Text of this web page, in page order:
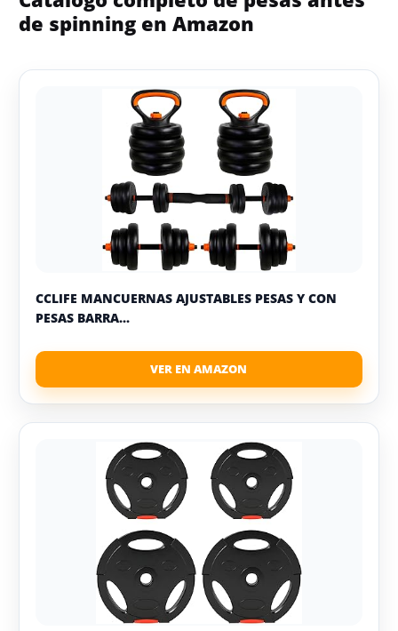
de spinning en Amazon
CCLIFE MANCUERNAS AJUSTABLES PESAS Y CON
PESAS BARRA...